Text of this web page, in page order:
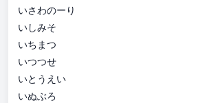
いさわのーり
いしみそ
いちまつ
いつつせ
いとうえい
いぬぶろ